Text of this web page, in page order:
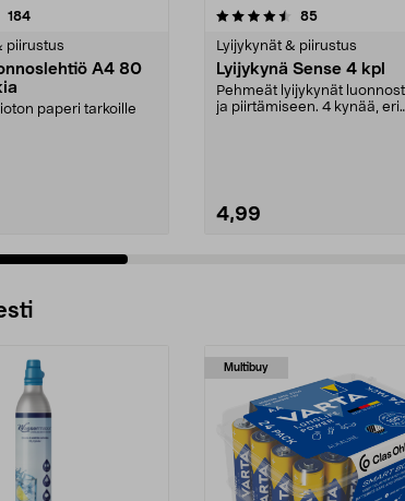
184arvostelut
piirustus
A4 80
paperi tarkoille
viidestä
85arvostelut
Lyijykynät & piirustus
Lyijykynä Sense 4 kpl
Pehmeät lyijykynät
ja piirtämiseen. 4 kynää, eri
4,99
4.5 viidestä
Multibuy